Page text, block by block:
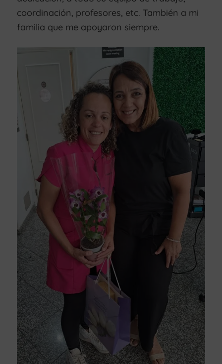
coordinación, profesores, etc. También a mi
familia que me apoyaron siempre.